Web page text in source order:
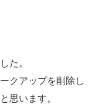
た。
クアップを削除し
思います。